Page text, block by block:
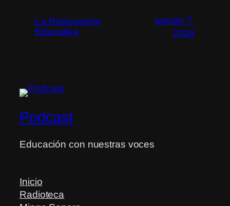
La Renovación
Educativa
agosto 7,
2026
Podcast
Educación con nuestras voces
Inicio
Radioteca